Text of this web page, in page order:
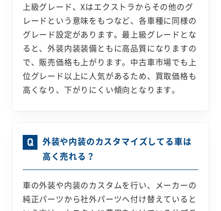
上級グレード、Xはエクストラからその他のグ
レードという意味をもつなど、各車種に同様の
グレード設定があります。最上級グレードとな
ると、外装内装装備ともに高品質になりますの
で、販売価格も上がります。中古車市場でも上
位グレード以上に人気があるため、買取価格も
高くなり、下がりにくい傾向となります。
外装や内装のカスタマイズしてる車は
高く売れる？
車の外装や内装のカスタムを行い、メーカーの
純正パーツから社外パーツへ付け替えていると